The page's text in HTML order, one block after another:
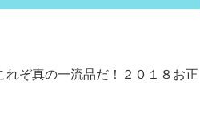
ぞ真の一流品だ！２０１８お正